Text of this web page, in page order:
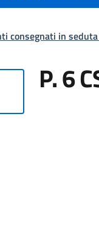
consegnati in
P. 6